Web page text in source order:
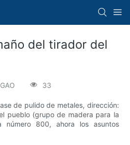
del tirador del
33
de pulido de metales, dirección:
pueblo (grupo de madera para la
número 800, ahora los asuntos